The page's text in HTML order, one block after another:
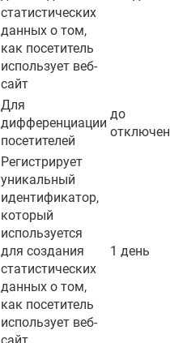
статистических
данных о том,
как посетитель
использует веб-
сайт
Для
дифференциации
посетителей
до
Регистрирует
уникальный
идентификатор,
который
используется
для создания
статистических
данных о том,
как посетитель
использует веб-
сайт
1 день